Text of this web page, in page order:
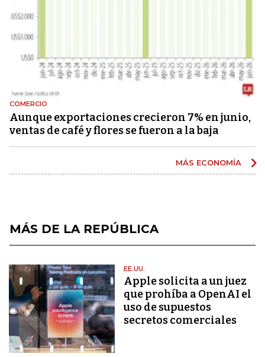
COMERCIO
Aunque exportaciones crecieron 7% en junio,
ventas de café y flores se fueron a la baja
MÁS ECONOMÍA
MÁS DE LA REPÚBLICA
EE.UU.
Apple solicita a un juez
que prohíba a OpenAI el
uso de supuestos
secretos comerciales